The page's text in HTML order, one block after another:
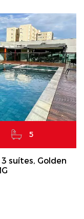
5
suítes, Golden